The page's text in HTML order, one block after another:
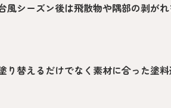
シーズン後は飛散物や隅部の剥が
り替えるだけでなく素材に合った塗